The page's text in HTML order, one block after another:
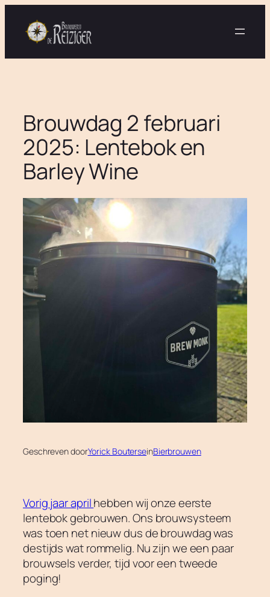
inhoud
Brouwdag 2 februari
2025: Lentebok en
Barley Wine
Geschreven doorYorick BouterseinBierbrouwen
Vorig jaar aprilhebben wij onze eerste
lentebok gebrouwen. Ons brouwsysteem
was toen net nieuw dus de brouwdag was
destijds wat rommelig. Nu zijn we een paar
brouwsels verder, tijd voor een tweede
poging!